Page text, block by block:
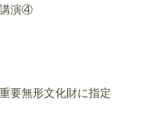
講演④
要無形文化財に指定